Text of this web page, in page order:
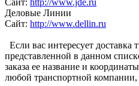
Сайт: http://www.jde.ru
Деловые Линии
Сайт: http://www.dellin.ru
Если вас интересует
представленной в данном
заказа ее название и
любой транспортной компании,